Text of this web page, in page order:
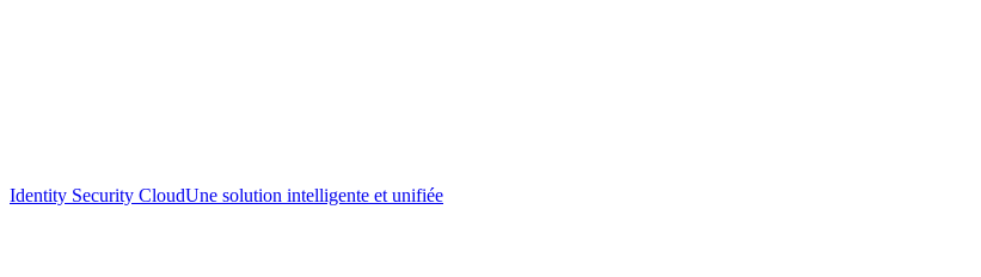
Identity Security CloudUne solution intelligente et unifiée